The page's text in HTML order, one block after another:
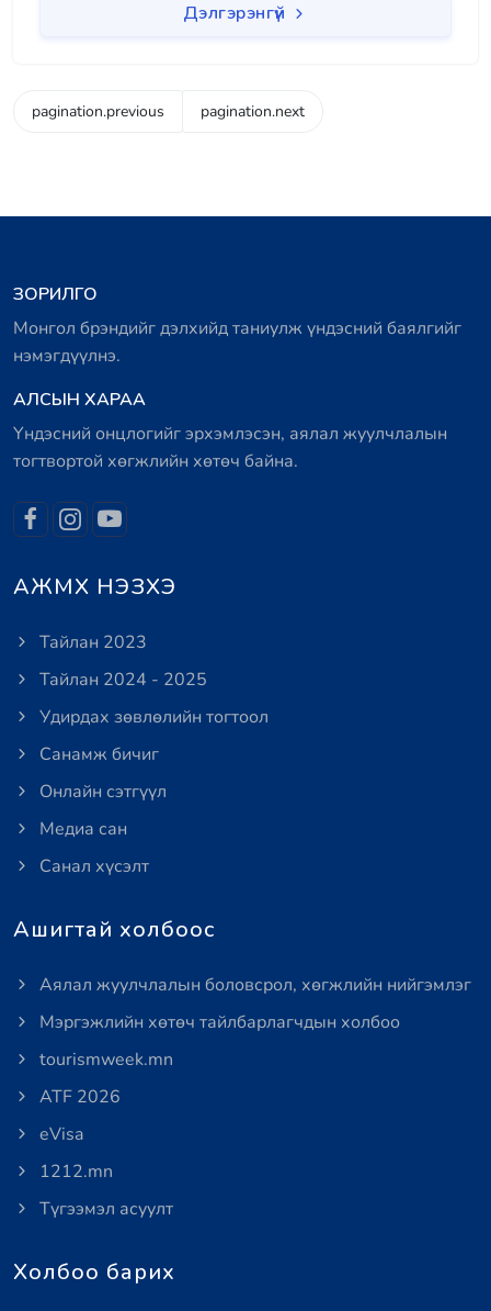
Дэлгэрэнгүй
pagination.previous pagination.next
ЗОРИЛГО
Монгол брэндийг дэлхийд таниулж үндэсний баялгийг
нэмэгдүүлнэ.
АЛСЫН ХАРАА
Үндэсний онцлогийг эрхэмлэсэн, аялал жуулчлалын
тогтвортой хөгжлийн хөтөч байна.
АЖМХ НЭЗХЭ
Тайлан 2023
Тайлан 2024 - 2025
Удирдах зөвлөлийн тогтоол
Санамж бичиг
Онлайн сэтгүүл
Медиа сан
Санал хүсэлт
Ашигтай холбоос
Аялал жуулчлалын боловсрол, хөгжлийн нийгэмлэг
Мэргэжлийн хөтөч тайлбарлагчдын холбоо
tourismweek.mn
ATF 2026
eVisa
1212.mn
Түгээмэл асуулт
Холбоо барих